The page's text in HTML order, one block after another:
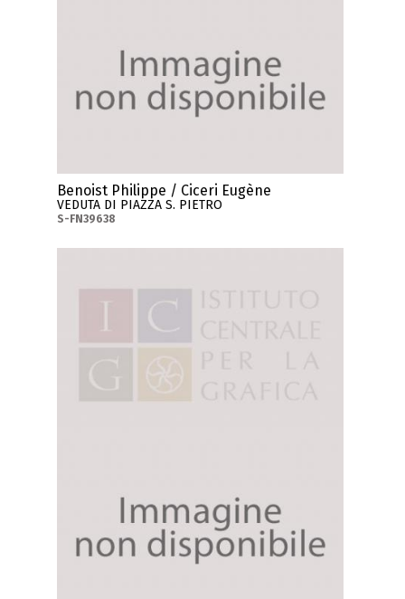
Benoist Philippe / Ciceri Eugène
VEDUTA DI PIAZZA S. PIETRO
S-FN39638